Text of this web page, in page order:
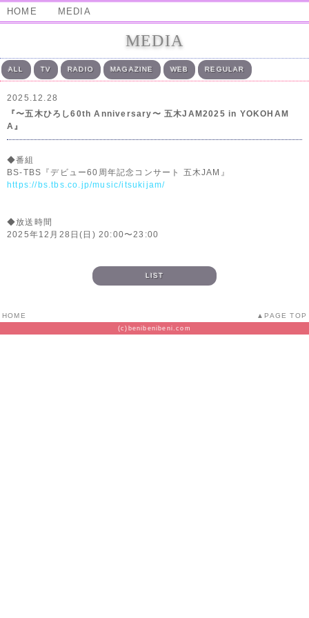
HOME MEDIA
MEDIA
ALL TV RADIO MAGAZINE WEB REGULAR
2025.12.28
『〜五木ひろし60th Anniversary〜 五木JAM2025 in YOKOHAM
A』
◆番組
BS-TBS『デビュー60周年記念コンサート 五木JAM』
https://bs.tbs.co.jp/music/itsukijam/
◆放送時間
2025年12月28日(日) 20:00〜23:00
LIST
HOME PAGE TOP
(c)benibenibeni.com